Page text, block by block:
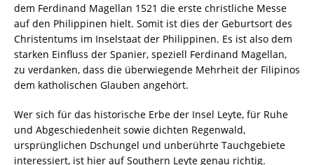
dem Ferdinand Magellan 1521 die erste christliche Messe
auf den Philippinen hielt. Somit ist dies der Geburtsort des
Christentums im Inselstaat der Philippinen. Es ist also dem
starken Einfluss der Spanier, speziell Ferdinand Magellan,
zu verdanken, dass die überwiegende Mehrheit der Filipinos
dem katholischen Glauben angehört.
Wer sich für das historische Erbe der Insel Leyte, für Ruhe
und Abgeschiedenheit sowie dichten Regenwald,
ursprünglichen Dschungel und unberührte Tauchgebiete
interessiert, ist hier auf Southern Leyte genau richtig.